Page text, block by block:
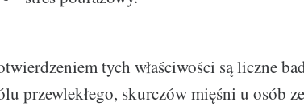
tych właściwości są liczne
przewlekłego, skurczów mięśni u osób